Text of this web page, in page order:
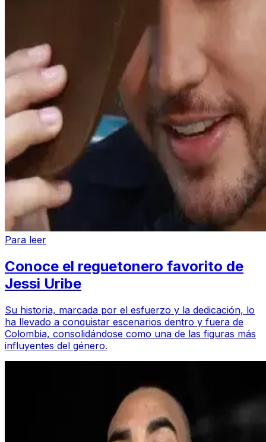
Para leer
Conoce el reguetonero favorito de
Jessi Uribe
Su historia, marcada por el esfuerzo y la dedicación, lo
ha llevado a conquistar escenarios dentro y fuera de
Colombia, consolidándose como una de las figuras más
influyentes del género.